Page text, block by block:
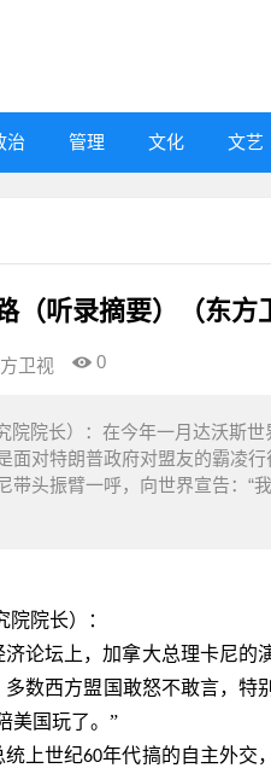
治 管理 文化 文艺
（听录摘要）（东方
卫视 0
院院长）：在今年一月达沃斯
面对特朗普政府对盟友的霸凌
带头振臂一呼，向世界宣告：“
院长）：
论坛上，加拿大总理卡尼
数西方盟国敢怒不敢言，
美国玩了。”
统上世纪60年代搞的自主外交